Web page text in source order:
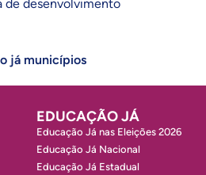
de desenvolvimento
já municípios
EDUCAÇÃO JÁ
Educação Já nas Eleições 2026
Educação Já Nacional
Educação Já Estadual